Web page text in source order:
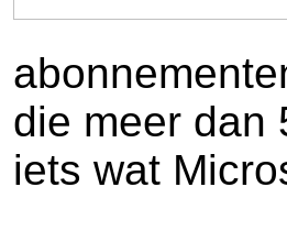
die meer dan
iets wat